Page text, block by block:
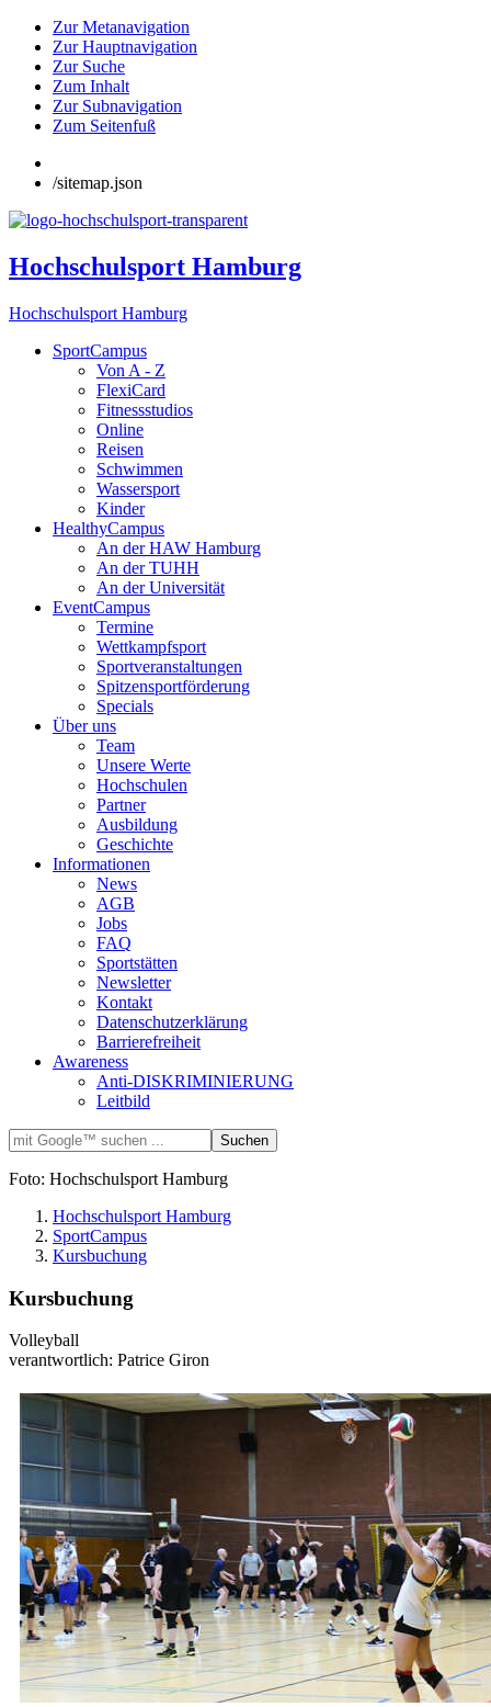
Zur Metanavigation
Zur Hauptnavigation
Zur Suche
Zum Inhalt
Zur Subnavigation
Zum Seitenfuß
/sitemap.json
Hochschulsport Hamburg
Hochschulsport Hamburg
SportCampus
Von A - Z
FlexiCard
Fitnessstudios
Online
Reisen
Schwimmen
Wassersport
Kinder
HealthyCampus
An der HAW Hamburg
An der TUHH
An der Universität
EventCampus
Termine
Wettkampfsport
Sportveranstaltungen
Spitzensportförderung
Specials
Über uns
Team
Unsere Werte
Hochschulen
Partner
Ausbildung
Geschichte
Informationen
News
AGB
Jobs
FAQ
Sportstätten
Newsletter
Kontakt
Datenschutzerklärung
Barrierefreiheit
Awareness
Anti-DISKRIMINIERUNG
Leitbild
Foto: Hochschulsport Hamburg
Hochschulsport Hamburg
SportCampus
Kursbuchung
Kursbuchung
Volleyball
verantwortlich: Patrice Giron